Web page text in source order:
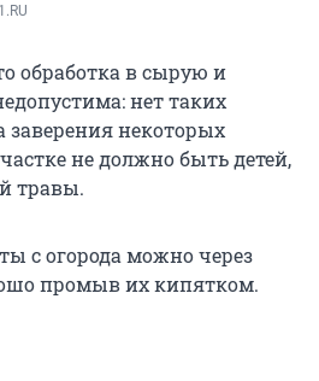
обработка в сырую и
нет таких
заверения некоторых
не должно быть детей,
травы.
с огорода можно через
промыв их кипятком.